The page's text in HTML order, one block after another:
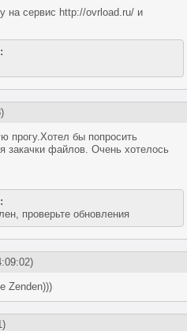
на сервис http://ovrload.ru/ и
прогу.Хотел бы попросить
закачки файлов. Очень хотелось
проверьте обновления
Zenden)))